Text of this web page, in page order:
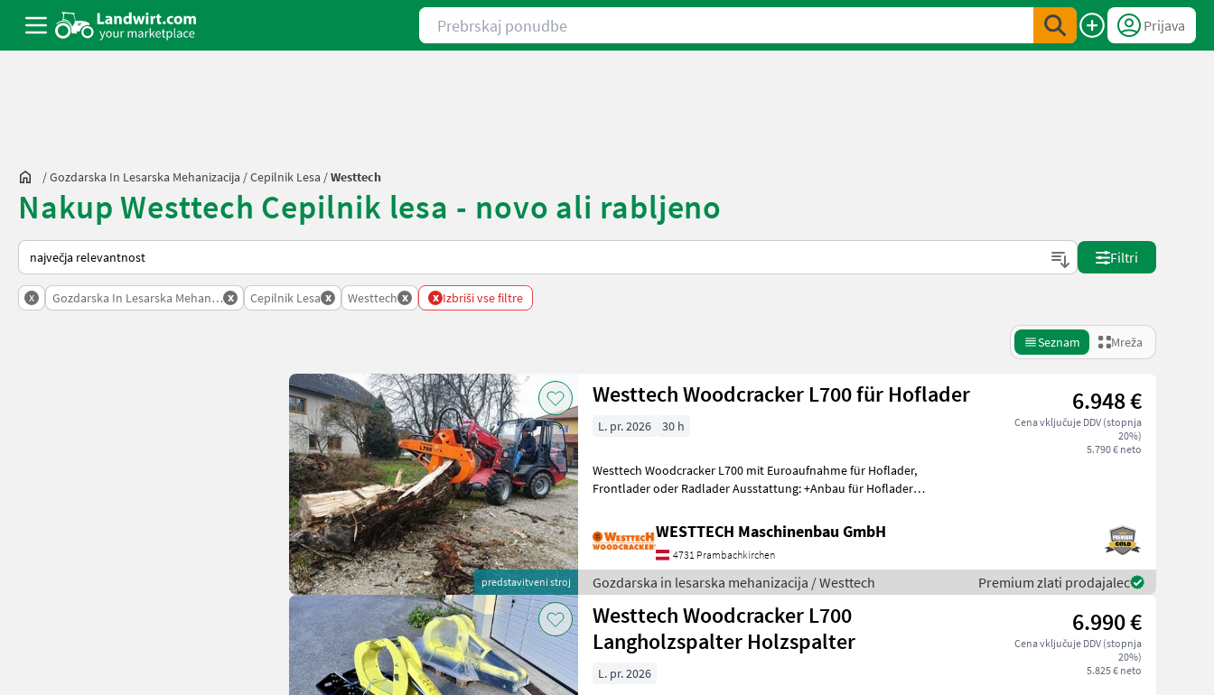
Prebrskaj ponudbe
Prijava
/Gozdarska In Lesarska Mehanizacija /Cepilnik Lesa /Westtech
Nakup Westtech Cepilnik lesa - novo ali rabljeno
Tako je razvrščeno na Landwirt.com
Filtri
x Gozdarska In Lesarska Mehanizacija
x Cepilnik Lesa x Westtech x x Izbriši vse filtre
Seznam Mreža
predstavitveni stroj
Westtech Woodcracker L700 für Hoflader 6.948 €
Cena vključuje DDV (stopnja
20%)
5.790 € neto
L. pr. 2026 30 h
Westtech Woodcracker L700 mit Euroaufnahme für Hoflader,
Frontlader oder Radlader Ausstattung: +Anbau für Hoflader
WESTTECH Maschinenbau GmbH
4731 Prambachkirchen
Gozdarska in lesarska mehanizacija / Westtech Premium zlati prodajalec
Westtech Woodcracker L700
Langholzspalter Holzspalter
6.990 €
Cena vključuje DDV (stopnja
20%)
5.825 € neto
L. pr. 2026